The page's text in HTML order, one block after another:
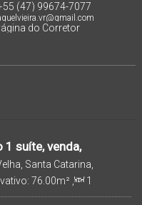
(47) 99674-7077
do Corretor
suíte, venda,
Santa Catarina,
76 .00m²
1